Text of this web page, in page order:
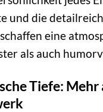
und die
eine
als auch
Tiefe: Mehr